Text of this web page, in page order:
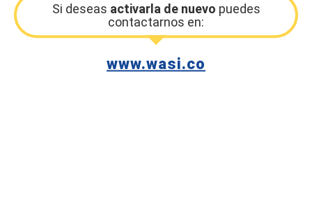
Si deseas activarla de nuevo puedes
contactarnos en:
www.wasi.co